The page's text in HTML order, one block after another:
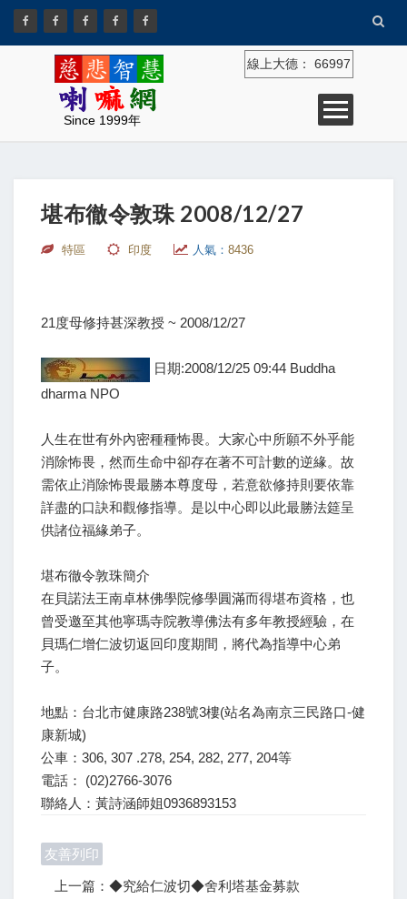
Since 1999年
線上大德： 66997
堪布徹令敦珠 2008/12/27
特區 印度 人氣： 8436
21度母修持甚深教授 ~ 2008/12/27
日期:2008/12/25 09:44 Buddha
dharma NPO
人生在世有外內密種種怖畏。大家心中所願不外乎能
消除怖畏，然而生命中卻存在著不可計數的逆緣。故
需依止消除怖畏最勝本尊度母，若意欲修持則要依靠
詳盡的口訣和觀修指導。是以中心即以此最勝法筵呈
供諸位福緣弟子。
堪布徹令敦珠簡介
在貝諾法王南卓林佛學院修學圓滿而得堪布資格，也
曾受邀至其他寧瑪寺院教導佛法有多年教授經驗，在
貝瑪仁增仁波切返回印度期間，將代為指導中心弟
子。
地點：台北市健康路238號3樓(站名為南京三民路口-健
康新城)
公車：306, 307 .278, 254, 282, 277, 204等
電話： (02)2766-3076
聯絡人：黃詩涵師姐0936893153
友善列印
上一篇：◆究給仁波切◆舍利塔基金募款